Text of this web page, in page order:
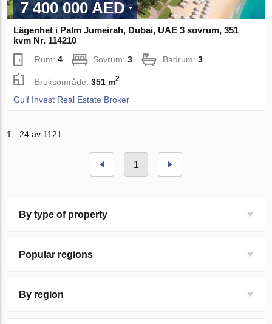
7 400 000 AED
Lägenhet i Palm Jumeirah, Dubai, UAE 3 sovrum, 351
kvm Nr. 114210
Rum:4 Sovrum:3 Badrum:3
Bruksområde:351 m2
Gulf Invest Real Estate Broker
1 - 24 av 1121
1
By type of property
Popular regions
By region